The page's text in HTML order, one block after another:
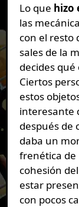
Lo que hizo
las
con el resto
sales de la
decides
Ciertos
estos
interesante
después de
daba un
frenética de
cohesión
estar
con pocos